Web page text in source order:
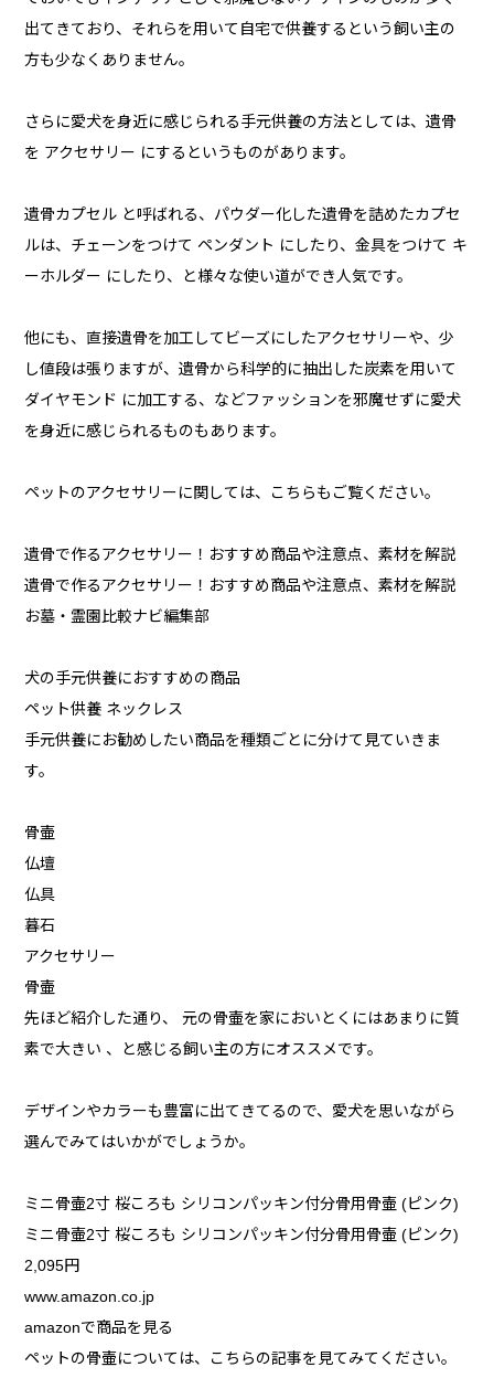
出てきており、それらを用いて自宅で供養するという飼い主の
方も少なくありません。
さらに愛犬を身近に感じられる手元供養の方法としては、遺骨
を アクセサリー にするというものがあります。
遺骨カプセル と呼ばれる、パウダー化した遺骨を詰めたカプセ
ルは、チェーンをつけて ペンダント にしたり、金具をつけて キ
ーホルダー にしたり、と様々な使い道ができ人気です。
他にも、直接遺骨を加工してビーズにしたアクセサリーや、少
し値段は張りますが、遺骨から科学的に抽出した炭素を用いて
ダイヤモンド に加工する、などファッションを邪魔せずに愛犬
を身近に感じられるものもあります。
ペットのアクセサリーに関しては、こちらもご覧ください。
遺骨で作るアクセサリー！おすすめ商品や注意点、素材を解説
遺骨で作るアクセサリー！おすすめ商品や注意点、素材を解説
お墓・霊園比較ナビ編集部
犬の手元供養におすすめの商品
ペット供養 ネックレス
手元供養にお勧めしたい商品を種類ごとに分けて見ていきま
す。
骨壷
仏壇
仏具
暮石
アクセサリー
骨壷
先ほど紹介した通り、 元の骨壷を家においとくにはあまりに質
素で大きい 、と感じる飼い主の方にオススメです。
デザインやカラーも豊富に出てきてるので、愛犬を思いながら
選んでみてはいかがでしょうか。
ミニ骨壷2寸 桜ころも シリコンパッキン付分骨用骨壷 (ピンク)
ミニ骨壷2寸 桜ころも シリコンパッキン付分骨用骨壷 (ピンク)
2,095円
www.amazon.co.jp
amazonで商品を見る
ペットの骨壷については、こちらの記事を見てみてください。